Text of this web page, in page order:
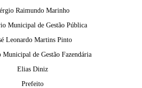
Raimundo Marinho
Municipal de Gestão Pública
Leonardo Martins Pinto
Municipal de Gestão Fazendária
Elias Diniz
Prefeito